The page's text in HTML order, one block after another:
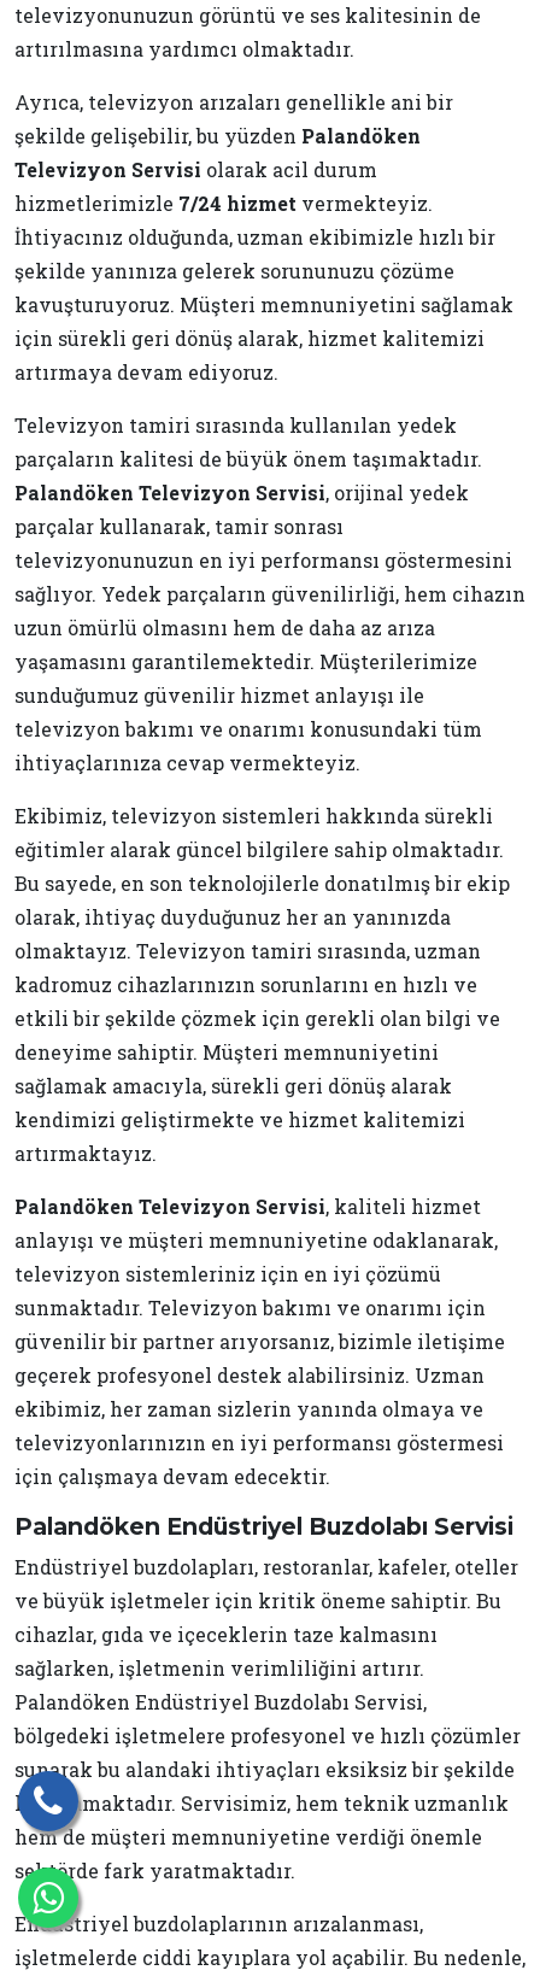
televizyonunuzun görüntü ve ses kalitesinin de
artırılmasına yardımcı olmaktadır.
Ayrıca, televizyon arızaları genellikle ani bir
şekilde gelişebilir, bu yüzden Palandöken
Televizyon Servisi olarak acil durum
hizmetlerimizle 7/24 hizmet vermekteyiz.
İhtiyacınız olduğunda, uzman ekibimizle hızlı bir
şekilde yanınıza gelerek sorununuzu çözüme
kavuşturuyoruz. Müşteri memnuniyetini sağlamak
için sürekli geri dönüş alarak, hizmet kalitemizi
artırmaya devam ediyoruz.
Televizyon tamiri sırasında kullanılan yedek
parçaların kalitesi de büyük önem taşımaktadır.
Palandöken Televizyon Servisi, orijinal yedek
parçalar kullanarak, tamir sonrası
televizyonunuzun en iyi performansı göstermesini
sağlıyor. Yedek parçaların güvenilirliği, hem cihazın
uzun ömürlü olmasını hem de daha az arıza
yaşamasını garantilemektedir. Müşterilerimize
sunduğumuz güvenilir hizmet anlayışı ile
televizyon bakımı ve onarımı konusundaki tüm
ihtiyaçlarınıza cevap vermekteyiz.
Ekibimiz, televizyon sistemleri hakkında sürekli
eğitimler alarak güncel bilgilere sahip olmaktadır.
Bu sayede, en son teknolojilerle donatılmış bir ekip
olarak, ihtiyaç duyduğunuz her an yanınızda
olmaktayız. Televizyon tamiri sırasında, uzman
kadromuz cihazlarınızın sorunlarını en hızlı ve
etkili bir şekilde çözmek için gerekli olan bilgi ve
deneyime sahiptir. Müşteri memnuniyetini
sağlamak amacıyla, sürekli geri dönüş alarak
kendimizi geliştirmekte ve hizmet kalitemizi
artırmaktayız.
Palandöken Televizyon Servisi, kaliteli hizmet
anlayışı ve müşteri memnuniyetine odaklanarak,
televizyon sistemleriniz için en iyi çözümü
sunmaktadır. Televizyon bakımı ve onarımı için
güvenilir bir partner arıyorsanız, bizimle iletişime
geçerek profesyonel destek alabilirsiniz. Uzman
ekibimiz, her zaman sizlerin yanında olmaya ve
televizyonlarınızın en iyi performansı göstermesi
için çalışmaya devam edecektir.
Palandöken Endüstriyel Buzdolabı Servisi
Endüstriyel buzdolapları, restoranlar, kafeler, oteller
ve büyük işletmeler için kritik öneme sahiptir. Bu
cihazlar, gıda ve içeceklerin taze kalmasını
sağlarken, işletmenin verimliliğini artırır.
Palandöken Endüstriyel Buzdolabı Servisi,
bölgedeki işletmelere profesyonel ve hızlı çözümler
sunarak bu alandaki ihtiyaçları eksiksiz bir şekilde
karşılamaktadır. Servisimiz, hem teknik uzmanlık
hem de müşteri memnuniyetine verdiği önemle
sektörde fark yaratmaktadır.
Endüstriyel buzdolaplarının arızalanması,
işletmelerde ciddi kayıplara yol açabilir. Bu nedenle,